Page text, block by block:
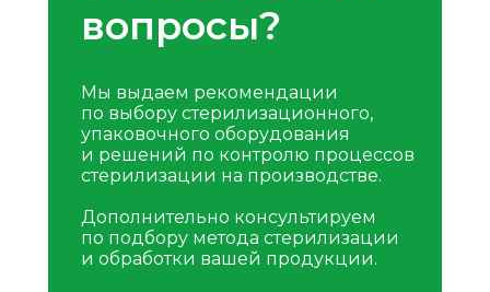
вопросы?
Мы выдаем рекомендации
по выбору стерилизационного,
упаковочного оборудования
и решений по контролю процессов
стерилизации на производстве.
Дополнительно консультируем
по подбору метода стерилизации
и обработки вашей продукции.